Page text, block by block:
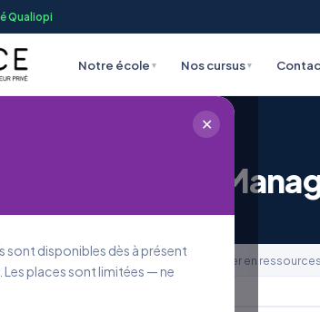
Qualiopi
Notre école ▾ Nos cursus▾
✕
sont disponibles dès à présent
places sont limitées — ne
-
alternance › Offres d'alternance - Manager en